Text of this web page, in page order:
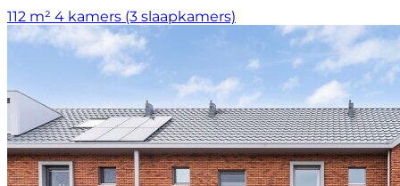
112 m² 4 kamers (3 slaapkamers)